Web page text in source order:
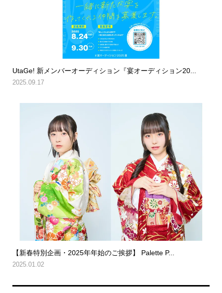
UtaGe! 新メンバーオーディション『宴オーディション20...
2025.09.17
【新春特別企画・2025年年始のご挨拶】 Palette P...
2025.01.02